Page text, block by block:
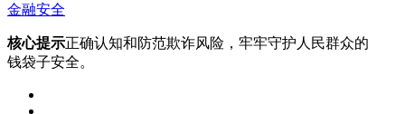
金融安全
核心提示正确认知和防范欺诈风险，牢牢守护人民群众的
钱袋子安全。